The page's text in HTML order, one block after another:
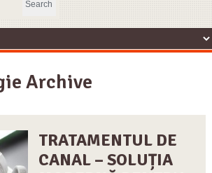
Archive
TRATAMENTUL DE
CANAL – SOLUȚIA